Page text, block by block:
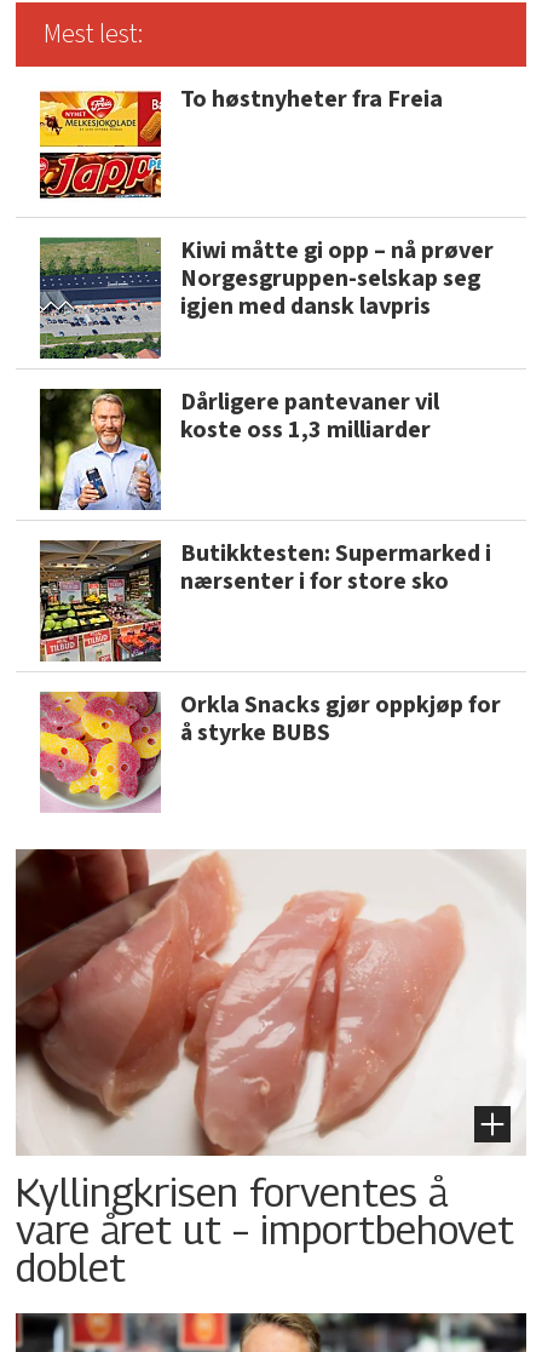
Mest lest:
To høstnyheter fra Freia
Kiwi måtte gi opp – nå prøver
Norgesgruppen-selskap seg
igjen med dansk lavpris
Dårligere pantevaner vil
koste oss 1,3 milliarder
Butikktesten: Supermarked i
nærsenter i for store sko
Orkla Snacks gjør oppkjøp for
å styrke BUBS
Kyllingkrisen forventes å
vare året ut – importbehovet
doblet